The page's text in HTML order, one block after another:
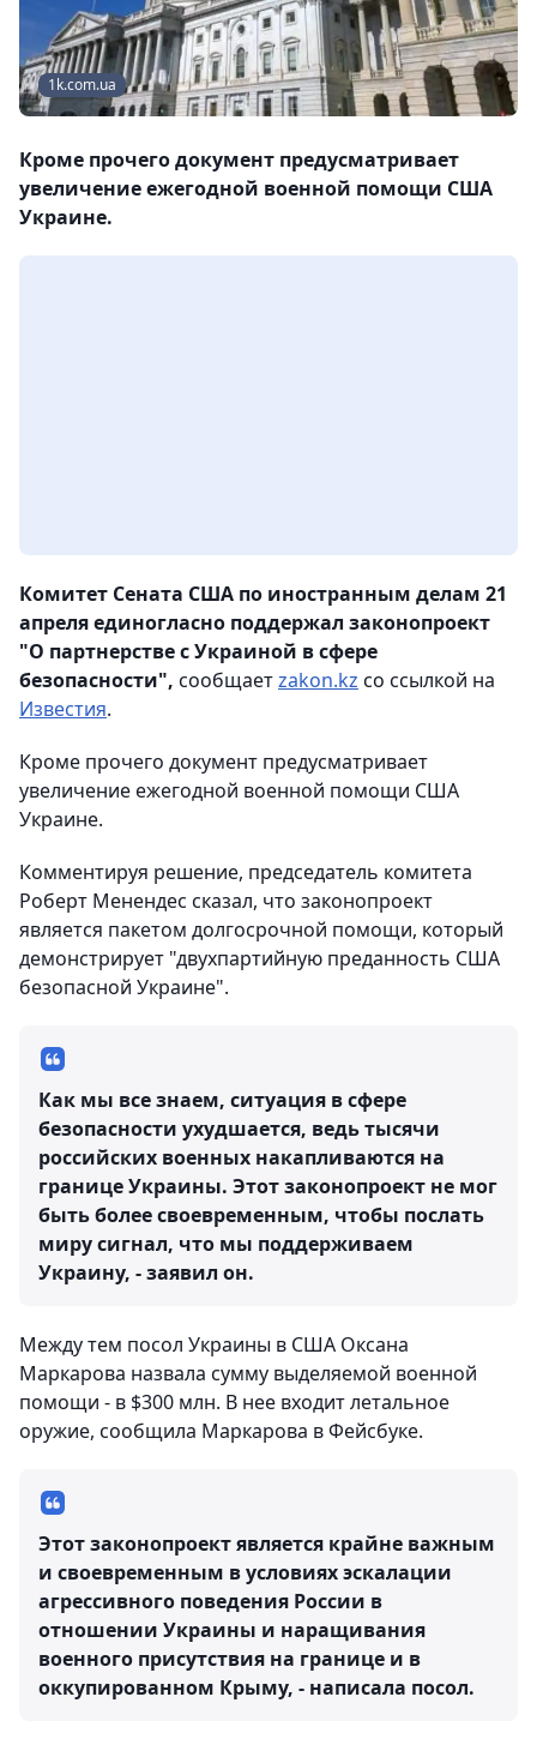
1k.com.ua
Кроме прочего документ предусматривает
увеличение ежегодной военной помощи США
Украине.
Комитет Сената США по иностранным делам 21
апреля единогласно поддержал законопроект
"О партнерстве с Украиной в сфере
безопасности", сообщаетzakon.kz со ссылкой на
Известия.
Кроме прочего документ предусматривает
увеличение ежегодной военной помощи США
Украине.
Комментируя решение, председатель комитета
Роберт Менендес сказал, что законопроект
является пакетом долгосрочной помощи, который
демонстрирует "двухпартийную преданность США
безопасной Украине".
Как мы все знаем, ситуация в сфере
безопасности ухудшается, ведь тысячи
российских военных накапливаются на
границе Украины. Этот законопроект не мог
быть более своевременным, чтобы послать
миру сигнал, что мы поддерживаем
Украину, - заявил он.
Между тем посол Украины в США Оксана
Маркарова назвала сумму выделяемой военной
помощи - в $300 млн. В нее входит летальное
оружие, сообщила Маркарова в Фейсбуке.
Этот законопроект является крайне важным
и своевременным в условиях эскалации
агрессивного поведения России в
отношении Украины и наращивания
военного присутствия на границе и в
оккупированном Крыму, - написала посол.